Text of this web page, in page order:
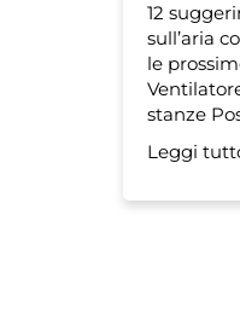
12
sull’aria
le
stanze
Modalità
Leggi